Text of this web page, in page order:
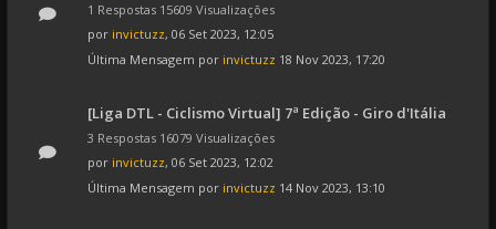
1 Respostas 15609 Visualizações
por invictuzz, 06 Set 2023, 12:05
Última Mensagem por invictuzz 18 Nov 2023, 17:20
[Liga DTL - Ciclismo Virtual] 7ª Edição - Giro d'Itália
3 Respostas 16079 Visualizações
por invictuzz, 06 Set 2023, 12:02
Última Mensagem por invictuzz 14 Nov 2023, 13:10